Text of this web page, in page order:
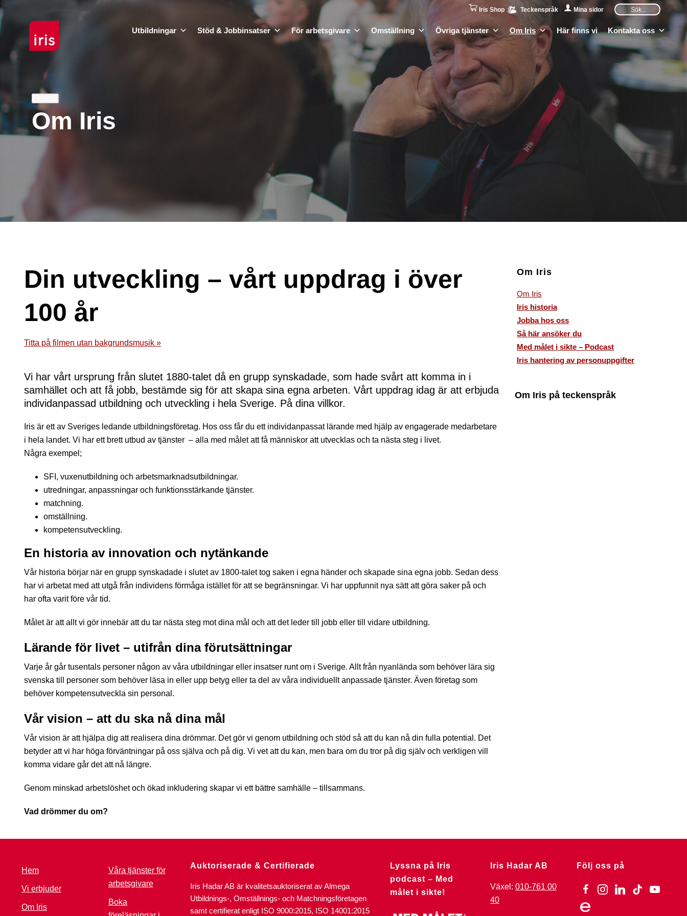
Iris Shop Teckenspråk Mina sidor
Utbildningar Stöd & Jobbinsatser För arbetsgivare Omställning Övriga tjänster Om Iris Här finns vi Kontakta oss
Om Iris
Din utveckling – vårt uppdrag i över
100 år
Titta på filmen utan bakgrundsmusik »
Vi har vårt ursprung från slutet 1880-talet då en grupp synskadade, som hade svårt att komma in i
samhället och att få jobb, bestämde sig för att skapa sina egna arbeten. Vårt uppdrag idag är att erbjuda
individanpassad utbildning och utveckling i hela Sverige. På dina villkor.
Iris är ett av Sveriges ledande utbildningsföretag. Hos oss får du ett individanpassat lärande med hjälp av engagerade medarbetare
i hela landet. Vi har ett brett utbud av tjänster – alla med målet att få människor att utvecklas och ta nästa steg i livet.
Några exempel;
SFI, vuxenutbildning och arbetsmarknadsutbildningar.
utredningar, anpassningar och funktionsstärkande tjänster.
matchning.
omställning.
kompetensutveckling.
En historia av innovation och nytänkande
Vår historia börjar när en grupp synskadade i slutet av 1800-talet tog saken i egna händer och skapade sina egna jobb. Sedan dess
har vi arbetat med att utgå från individens förmåga istället för att se begränsningar. Vi har uppfunnit nya sätt att göra saker på och
har ofta varit före vår tid.
Målet är att allt vi gör innebär att du tar nästa steg mot dina mål och att det leder till jobb eller till vidare utbildning.
Lärande för livet – utifrån dina förutsättningar
Varje år går tusentals personer någon av våra utbildningar eller insatser runt om i Sverige. Allt från nyanlända som behöver lära sig
svenska till personer som behöver läsa in eller upp betyg eller ta del av våra individuellt anpassade tjänster. Även företag som
behöver kompetensutveckla sin personal.
Vår vision – att du ska nå dina mål
Vår vision är att hjälpa dig att realisera dina drömmar. Det gör vi genom utbildning och stöd så att du kan nå din fulla potential. Det
betyder att vi har höga förväntningar på oss själva och på dig. Vi vet att du kan, men bara om du tror på dig själv och verkligen vill
komma vidare går det att nå längre.
Genom minskad arbetslöshet och ökad inkludering skapar vi ett bättre samhälle – tillsammans.
Vad drömmer du om?
Om Iris
Om Iris
Iris historia
Jobba hos oss
Så här ansöker du
Med målet i sikte – Podcast
Iris hantering av personuppgifter
Om Iris på teckenspråk
Hem
Vi erbjuder
Om Iris
Våra tjänster för
arbetsgivare
Boka
Auktoriserade & Certifierade
Iris Hadar AB är kvalitetsauktoriserat av Almega
Utbildnings-, Omställnings- och Matchningsföretagen
samt certifierat enligt ISO 9000:2015, ISO 14001:2015
Lyssna på Iris
podcast – Med
målet i sikte!
Iris Hadar AB
Växel: 010-761 00
40
Följ oss på
facebookinstagramlinkedin
tiktok youtube
ebay